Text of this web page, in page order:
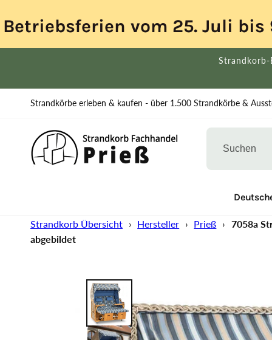
Inhalt
Betriebsferien vom 25. Juli
Strandkörbe erleben & kaufen - über 1.500 Strandkörbe &
Strandkorb Übersicht › Hersteller › Prieß › 7058a
abgebildet
Produktinformationen